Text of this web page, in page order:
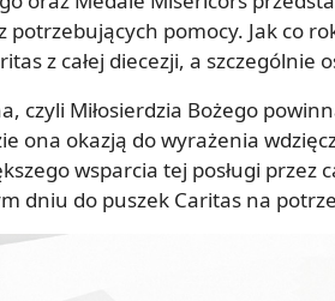
pomocy. Jak co
z całej diecezji, a
czyli Miłosierdzia Bożego
ona okazją do wyrażenia
wsparcia tej posługi
dniu do puszek Caritas na